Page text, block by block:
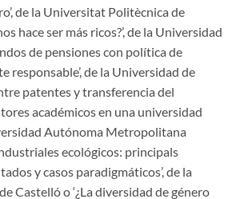
de la Universitat Politècnica de
hace ser más ricos?’, de la Universidad
de pensiones con política de
responsable’, de la Universidad de
patentes y transferencia del
académicos en una universidad
Autónoma Metropolitana
ecológicos: principals
y casos paradigmáticos’, de la
Castelló o ‘¿La diversidad de género